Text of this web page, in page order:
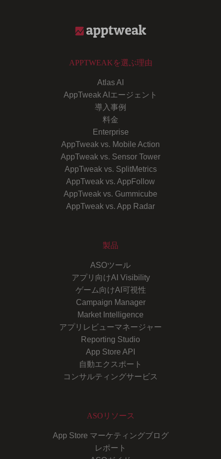
APPTWEAKを選ぶ理由
Atlas AI
AppTweak AIエージェント
導入事例
料金
Enterprise
AppTweak vs. Mobile Action
AppTweak vs. Sensor Tower
AppTweak vs. SplitMetrics
AppTweak vs. AppFollow
AppTweak vs. Gummicube
AppTweak vs. App Radar
製品
ASOツール
アプリ向けAI Visibility
ゲーム向けAI可視性
Campaign Manager
Market Intelligence
アプリレビューマネージャー
Reporting Studio
App Store API
自動エクスポート
コンサルティングサービス
ASOリソース
App Store マーケティングブログ
レポート